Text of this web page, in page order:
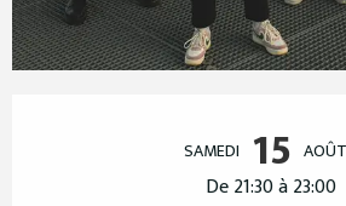
SAMEDI 15 AOÛT
De 21:30 à 23:00